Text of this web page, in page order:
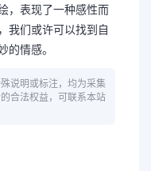
，表现了一种感性而
我们或许可以找到自
的情感。
说明或标注，均为采集
合法权益，可联系本站